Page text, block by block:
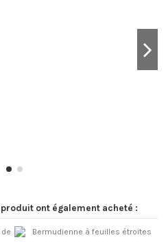
ont également acheté :